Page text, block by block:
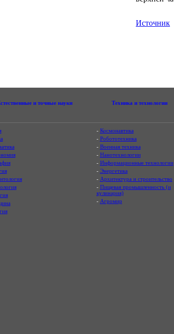
Источник
и точные науки Техника и технологии
- Космонавтика
- Робототехника
- Военная техника
- Нанотехнологии
- Информационные технологии
- Энергетика
- Архитектура и строительство
- Пищевая промышленность (и
кулинария)
- Агромир